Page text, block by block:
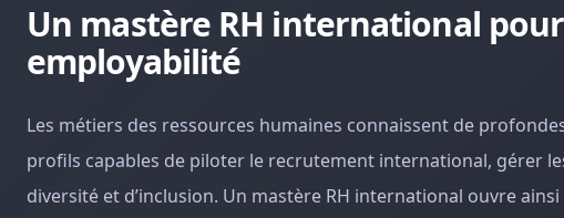
Un mastère RH international
employabilité
Les métiers des ressources humaines connaissent de
profils capables de piloter le recrutement international, gérer
diversité et d’inclusion. Un mastère RH international ouvre